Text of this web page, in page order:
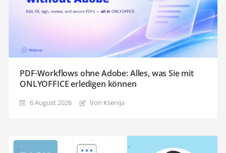
PDF-Workflows ohne Adobe: Alles, was Sie mit
ONLYOFFICE erledigen können
6 August 2026 Von Ksenija